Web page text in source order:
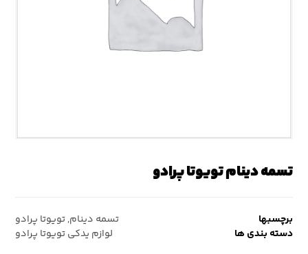
تسمه دینام تویوتا پرادو
برچسبها تسمه دینام,تویوتا پرادو
دسته بندی ها
لوازم یدکی تویوتا پرادو